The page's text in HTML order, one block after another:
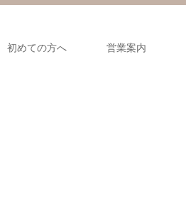
初めての方へ 営業案内